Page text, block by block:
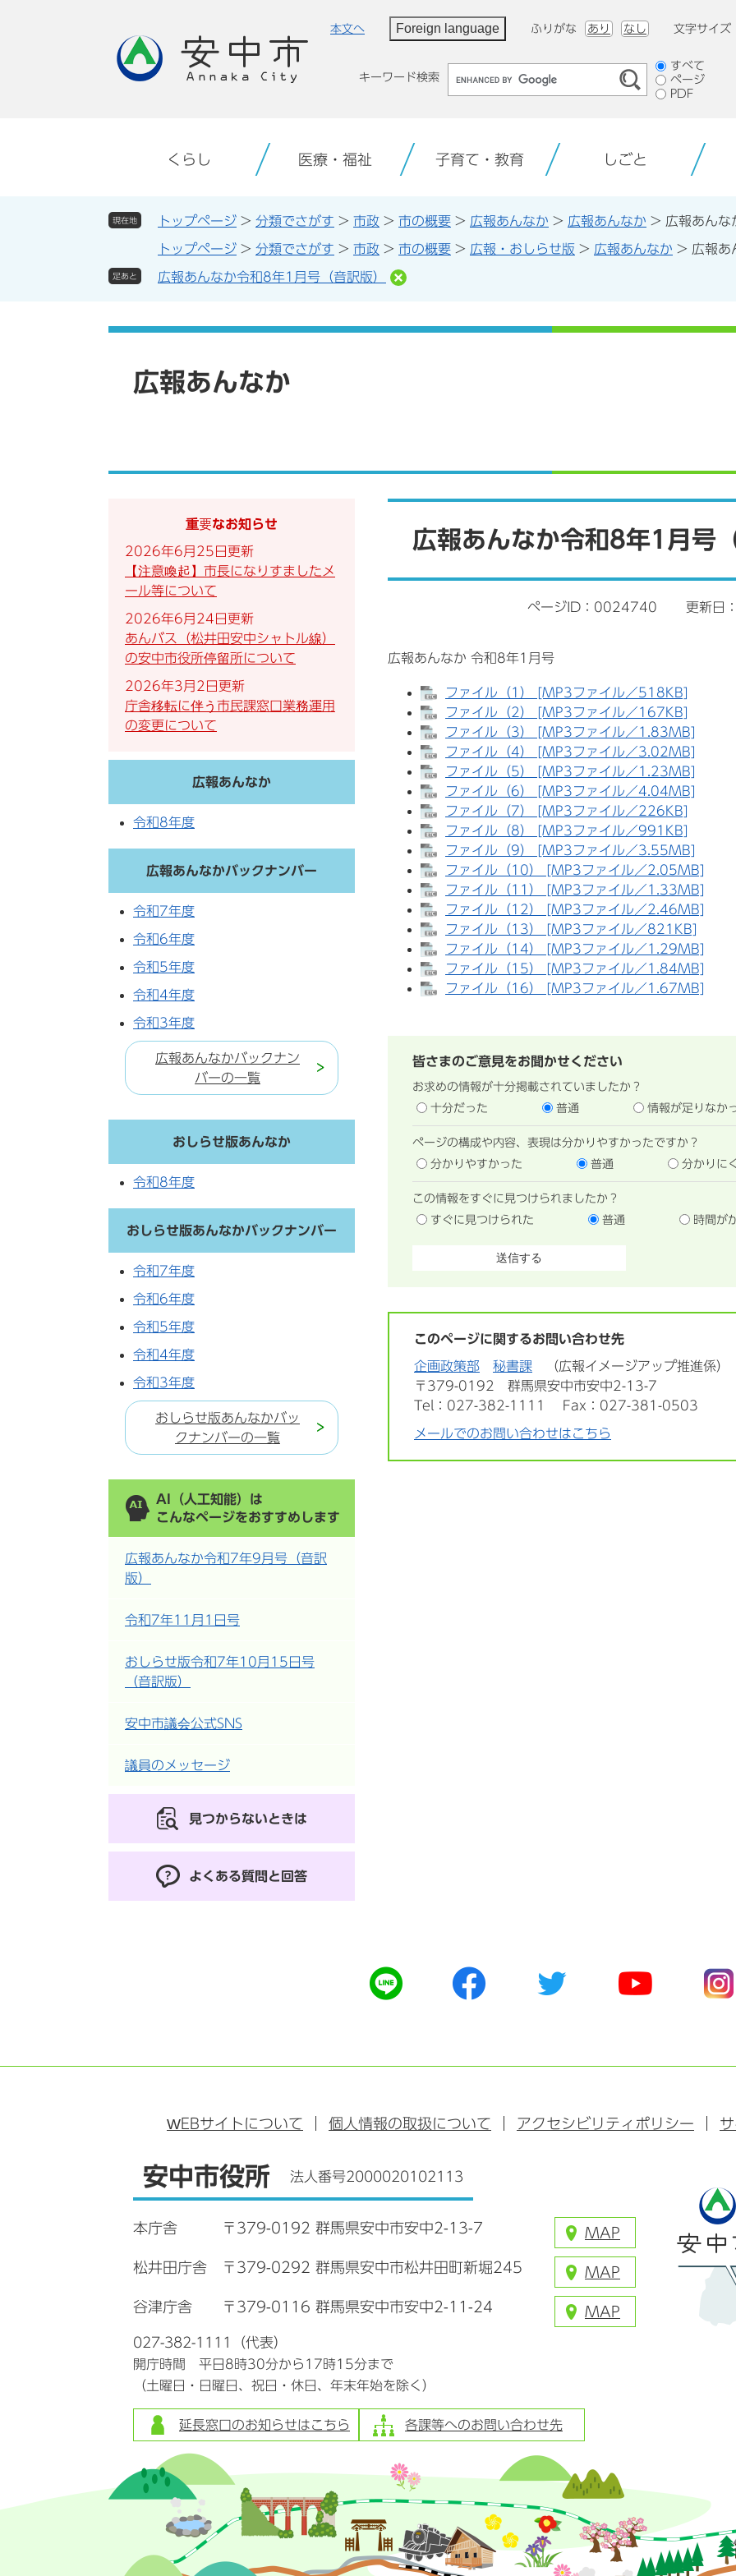
本文へ Foreign language ふりがな あり なし 文字サイズ
キーワード検索
検
索
対
すべて
ページ
PDF
くらし 医療・福祉 子育て・教育 しごと
現在地 トップページ > 分類でさがす > 市政 > 市の概要 > 広報あんなか > 広報あんなか > 広報あんな
トップページ > 分類でさがす > 市政 > 市の概要 > 広報・おしらせ版 > 広報あんなか > 広報あ
足あと 広報あんなか令和8年1月号（音訳版）
広報あんなか
広報あんなか令和8年1月号
ページID：0024740 更新日
広報あんなか 令和8年1月号
ファイル（1） [MP3ファイル／518KB]
ファイル（2） [MP3ファイル／167KB]
ファイル（3） [MP3ファイル／1.83MB]
ファイル（4） [MP3ファイル／3.02MB]
ファイル（5） [MP3ファイル／1.23MB]
ファイル（6） [MP3ファイル／4.04MB]
ファイル（7） [MP3ファイル／226KB]
ファイル（8） [MP3ファイル／991KB]
ファイル（9） [MP3ファイル／3.55MB]
ファイル（10） [MP3ファイル／2.05MB]
ファイル（11） [MP3ファイル／1.33MB]
ファイル（12） [MP3ファイル／2.46MB]
ファイル（13） [MP3ファイル／821KB]
ファイル（14） [MP3ファイル／1.29MB]
ファイル（15） [MP3ファイル／1.84MB]
ファイル（16） [MP3ファイル／1.67MB]
皆さまのご意見をお聞かせください
お求めの情報が十分掲載されていましたか？
十分だった
普通 情報が足りなか
ページの構成や内容、表現は分かりやすかったですか？
分かりやすかった
普通 分かりに
この情報をすぐに見つけられましたか？
すぐに見つけられた
普通 時間が
このページに関するお問い合わせ先
企画政策部 秘書課
広報イメージアップ推進係
〒379-0192
群馬県安中市安中2-13-7
Tel：027-382-1111
Fax：027-381-0503
メールでのお問い合わせはこちら
重要なお知らせ
2026年6月25日更新
【注意喚起】市長になりすましたメ
ール等について
2026年6月24日更新
あんバス（松井田安中シャトル線）
の安中市役所停留所について
2026年3月2日更新
庁舎移転に伴う市民課窓口業務運用
の変更について
広報あんなか
令和8年度
広報あんなかバックナンバー
令和7年度
令和6年度
令和5年度
令和4年度
令和3年度
広報あんなかバックナン
バーの一覧
おしらせ版あんなか
令和8年度
おしらせ版あんなかバックナンバー
令和7年度
令和6年度
令和5年度
令和4年度
令和3年度
おしらせ版あんなかバッ
クナンバーの一覧
AI（人工知能）は
こんなページをおすすめします
広報あんなか令和7年9月号（音訳
版）
令和7年11月1日号
おしらせ版令和7年10月15日号
（音訳版）
安中市議会公式SNS
議員のメッセージ
見つからないときは
よくある質問と回答
公
式
公
式
ク
公
式
公
式
公
式
ラ
ム
WEBサイトについて 個人情報の取扱について アクセシビリティポリシー
安中市役所 法人番号2000020102113
本庁舎 〒379-0192 群馬県安中市安中2-13-7 MAP
松井田庁舎 〒379-0292 群馬県安中市松井田町新堀245 MAP
谷津庁舎 〒379-0116 群馬県安中市安中2-11-24 MAP
027-382-1111（代表）
開庁時間 平日8時30分から17時15分まで
（土曜日・日曜日、祝日・休日、年末年始を除く）
延長窓口のお知らせはこちら 各課等へのお問い合わせ先